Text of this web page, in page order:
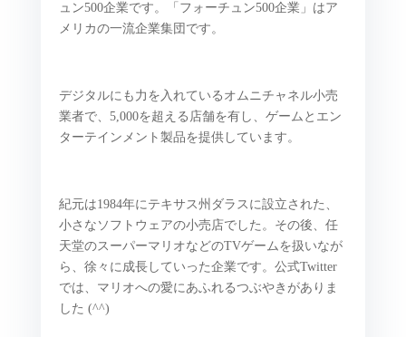
ュン500企業です。「フォーチュン500企業」はア
メリカの一流企業集団です。
デジタルにも力を入れているオムニチャネル小売
業者で、5,000を超える店舗を有し、ゲームとエン
ターテインメント製品を提供しています。
紀元は1984年にテキサス州ダラスに設立された、
小さなソフトウェアの小売店でした。その後、任
天堂のスーパーマリオなどのTVゲームを扱いなが
ら、徐々に成長していった企業です。公式Twitter
では、マリオへの愛にあふれるつぶやきがありま
した (^^)